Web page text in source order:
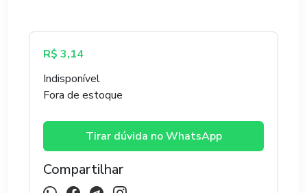
R$ 3,14
Indisponível
Fora de estoque
Tirar dúvida no WhatsApp
Compartilhar